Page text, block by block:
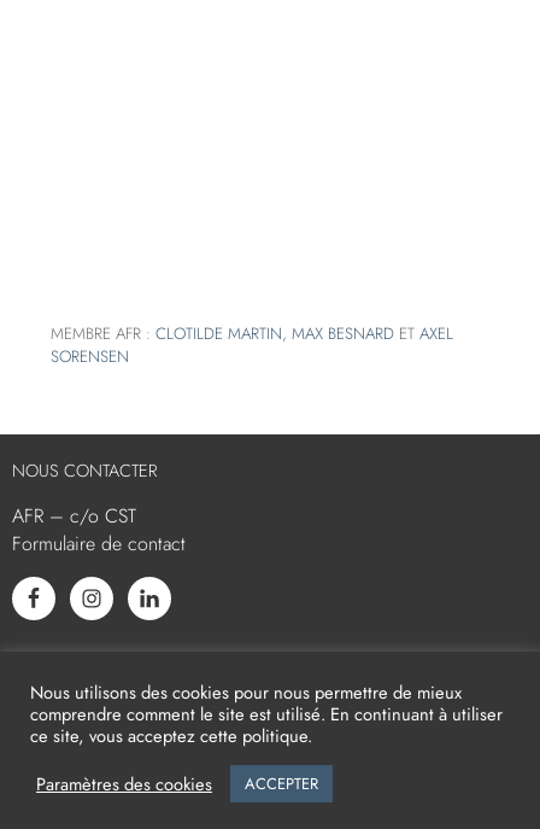
MEMBRE AFR :CLOTILDE MARTIN,MAX BESNARD ETAXEL
SORENSEN
NOUS CONTACTER
AFR – c/o CST
Formulaire de contact
Nous utilisons des cookies pour nous permettre de mieux
comprendre comment le site est utilisé. En continuant à utiliser
ce site, vous acceptez cette politique.
Paramètres des cookies
ACCEPTER